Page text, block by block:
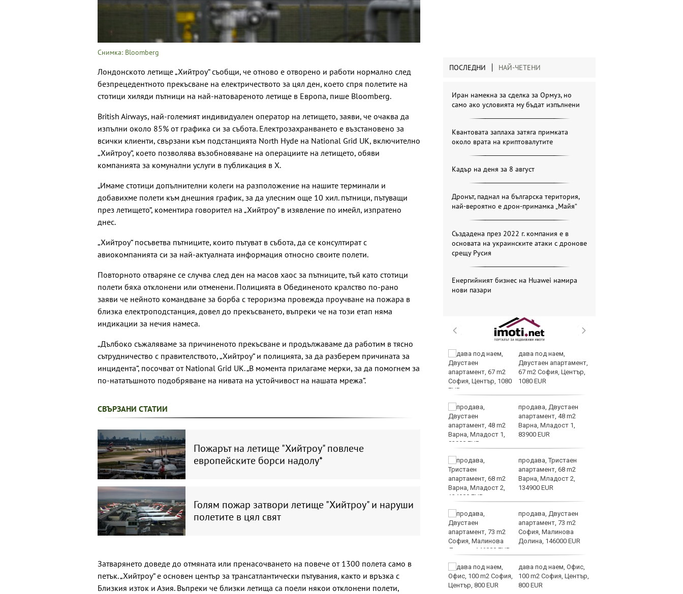
Снимка: Bloomberg
Лондонското летище „Хийтроу“ съобщи, че отново е отворено и работи нормално след
безпрецедентното прекъсване на електричеството за цял ден, което спря полетите на
стотици хиляди пътници на най-натовареното летище в Европа, пише Bloomberg.
British Airways, най-големият индивидуален оператор на летището, заяви, че очаква да
изпълни около 85% от графика си за събота. Електрозахранването е възстановено за
всички клиенти, свързани към подстанцията North Hyde на National Grid UK, включително
„Хийтроу“, което позволява възобновяване на операциите на летището, обяви
компанията за комунални услуги в публикация в X.
„Имаме стотици допълнителни колеги на разположение на нашите терминали и
добавихме полети към днешния график, за да улесним още 10 хил. пътници, пътуващи
през летището“, коментира говорител на „Хийтроу“ в изявление по имейл, изпратено
днес.
„Хийтроу“ посъветва пътниците, които пътуват в събота, да се консултират с
авиокомпанията си за най-актуалната информация относно своите полети.
Повторното отваряне се случва след ден на масов хаос за пътниците, тъй като стотици
полети бяха отклонени или отменени. Полицията в Обединеното кралство по-рано
заяви че нейното командване за борба с тероризма провежда проучване на пожара в
близка електроподстанция, довел до прекъсването, въпреки че на този етап няма
индикации за нечия намеса.
„Дълбоко съжаляваме за причиненото прекъсване и продължаваме да работим в тясно
сътрудничество с правителството, „Хийтроу“ и полицията, за да разберем причината за
инцидента“, посочват от National Grid UK. „В момента прилагаме мерки, за да помогнем за
по-нататъшното подобряване на нивата на устойчивост на нашата мрежа“.
СВЪРЗАНИ СТАТИИ
Пожарът на летище "Хийтроу" повлече
европейските борси надолу*
Голям пожар затвори летище "Хийтроу" и наруши
полетите в цял свят
Затварянето доведе до отмяната или пренасочването на повече от 1300 полета само в
петък. „Хийтроу“ е основен център за трансатлантически пътувания, както и връзка с
Близкия изток и Азия. Въпреки че близки летища са поели някои отклонени полети,
ПОСЛЕДНИ НАЙ-ЧЕТЕНИ
Иран намекна за сделка за Ормуз, но
само ако условията му бъдат изпълнени
Квантовата заплаха затяга примката
около врата на криптовалутите
Кадър на деня за 8 август
Дронът, паднал на българска територия,
най-вероятно е дрон-примамка „Майя“
Създадена през 2022 г. компания е в
основата на украинските атаки с дронове
срещу Русия
Енергийният бизнес на Huawei намира
нови пазари
Украйна: Не сме
насочвали умишлено
дрон към България
август - 16 август 2026
МВнР привика
посланичката на
Украйна у нас
дава под наем,
Двустаен апартамент,
67 m2 София, Център,
1080 EUR
продава, Двустаен
апартамент, 48 m2
Варна, Младост 1,
83900 EUR
продава, Тристаен
апартамент, 68 m2
Варна, Младост 2,
134900 EUR
продава, Двустаен
апартамент, 73 m2
София, Малинова
Долина, 146000 EUR
дава под наем, Офис,
100 m2 София, Център,
800 EUR